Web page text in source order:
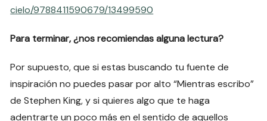
cielo/9788411590679/13499590
Para terminar, ¿nos recomiendas alguna lectura?
Por supuesto, que si estas buscando tu fuente de
inspiración no puedes pasar por alto “Mientras escribo”
de Stephen King, y si quieres algo que te haga
adentrarte un poco más en el sentido de aquellos